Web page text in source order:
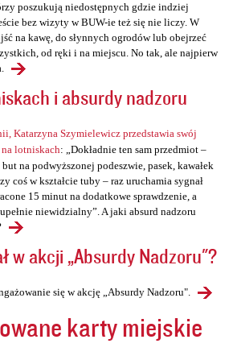
poszukują niedostępnych gdzie indziej
bez wizyty w BUW-ie też się nie liczy. W
na kawę, do słynnych ogrodów lub obejrzeć
od ręki i na miejscu. No tak, ale najpierw
i absurdy nadzoru
Katarzyna Szymielewicz przedstawia swój
lotniskach: „Dokładnie ten sam przedmiot –
na podwyższonej podeszwie, pasek, kawałek
coś w kształcie tuby – raz uruchamia sygnał
15 minut na dodatkowe sprawdzenie, a
niewidzialny”. A jaki absurd nadzoru
w akcji „Absurdy Nadzoru"?
się w akcję „Absurdy Nadzoru".
karty miejskie